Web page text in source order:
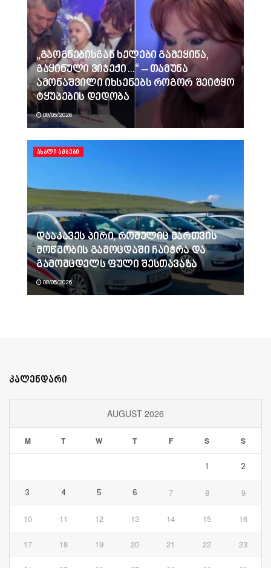
„გაოგნებისგან ხელები გამეყინა,
გაყინული ვიჯექი…“ – თამუნა
ამონაშვილი იხსენებს როგორ შეიტყო
ტყუპების დედობა
08/05/2026
ᲐᲮᲐᲚᲘ ᲐᲛᲑᲔᲑᲘ
დააკავეს პირი, რომელიც მართვის
მოწმობის გამოცდაში ჩაიჭრა და
გამომცდელს ფული შესთავაზა
08/05/2026
კალენდარი
AUGUST 2026
M T W T F S S
1 2
3 4 5 6 7 8 9
10 11 12 13 14 15 16
17 18 19 20 21 22 23